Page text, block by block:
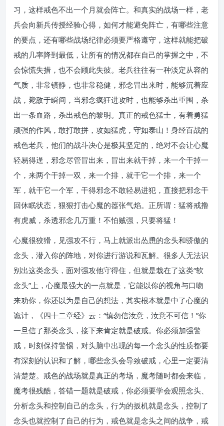
习，这样戒色不出一个月就会阵亡。和真实的战场一样，老
兵会向新兵传授经验心得，如何才能避免阵亡，有哪些注意
的要点，还有哪些战场纪律必须要严格遵守，这样就能把破
戒的几率降到最低，让所有的情况都在自己的掌握之中，不
会惊慌失措，也不会顾此失彼。老兵往往有一种淡定从容的
气质，非常镇静，也非常稳健，邪念冒出来时，能够沉着应
战，毙敌于瞬间，当邪念疯狂进攻时，也能够杀出重围，杀
出一条血路，杀出戒色的黎明。真正的戒色猛士，有着勇猛
顽强的作风，敢打敢拼，攻如猛虎，守如泰山！身经百战的
戒色老兵，他们的战斗决心是极其坚定的，绝对不会让心魔
轻易得逞，邪念尽管冒出来，冒出来就干掉，来一个干掉一
个，来两个干掉一双，来一个排，就干它一个排，来一个
军，就干它一个军，干得邪念不敢轻易进犯，直接把邪念干
回休眠状态，狠狠打击心魔的嚣张气焰。正所谓：猛将戒撸
有虎威，杀透邪念几万重！不怕贼强，只要将猛！
心魔很狡猾，见强攻不行，马上就派出怂恿的念头和骄傲的
念头，潜入你的阵地，对你进行游说和瓦解。很多人无法识
别出这类念头，面对强攻他守得住，但就是栽在了这类“软
念头”上，心魔最强大的一点就是，它能以你的视角与口吻
来劝你，你还以为是自己的想法，其实根本就是中了心魔的
诡计，《四十二章经》云：“慎勿信汝意，汝意不可信！”你
一旦信了那类念头，接下来肯定就是破戒。你必须加强警
戒，时刻保持警惕，对头脑中出现的每一个念头的性质都要
有深刻的认识和了解，哪些念头会导致破戒，心里一定要清
清楚楚。戒色的战场就是真正的考场，魔考随时都会来临，
魔考很残酷，答错一题就是破戒，你必须要学会观照念头、
分析念头和控制自己的念头，行为的扳机就是念头，控制了
念头也就控制了自己的行为，戒色就是念头之间的战争，戒